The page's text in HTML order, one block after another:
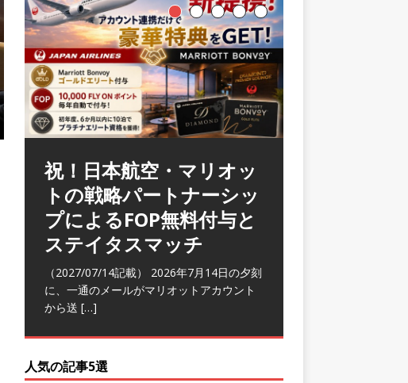
ラウンジ 華 那覇空港
(2026/05)
（2026/06/07記載） 2026年5月下旬の平日
に那覇を訪れた際に利用した。 こちらのラ
ウンジ
[…]
人気の記事5選
ツ- 48,006 views